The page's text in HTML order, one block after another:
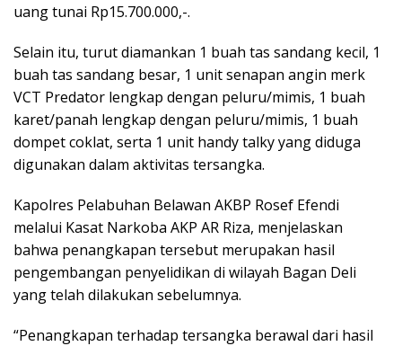
uang tunai Rp15.700.000,-.
Selain itu, turut diamankan 1 buah tas sandang kecil, 1
buah tas sandang besar, 1 unit senapan angin merk
VCT Predator lengkap dengan peluru/mimis, 1 buah
karet/panah lengkap dengan peluru/mimis, 1 buah
dompet coklat, serta 1 unit handy talky yang diduga
digunakan dalam aktivitas tersangka.
Kapolres Pelabuhan Belawan AKBP Rosef Efendi
melalui Kasat Narkoba AKP AR Riza, menjelaskan
bahwa penangkapan tersebut merupakan hasil
pengembangan penyelidikan di wilayah Bagan Deli
yang telah dilakukan sebelumnya.
“Penangkapan terhadap tersangka berawal dari hasil